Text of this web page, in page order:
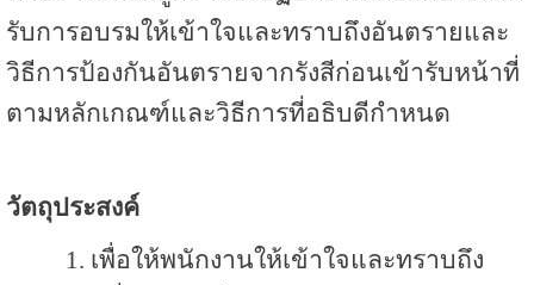
รับการอบรมให้เข้าใจและทราบถึงอันตรายและ
วิธีการป้องกันอันตรายจากรังสีก่อนเข้ารับหน้าที่
ตามหลักเกณฑ์และวิธีการที่อธิบดีกำหนด
วัตถุประสงค์
1. เพื่อให้พนักงานให้เข้าใจและทราบถึง